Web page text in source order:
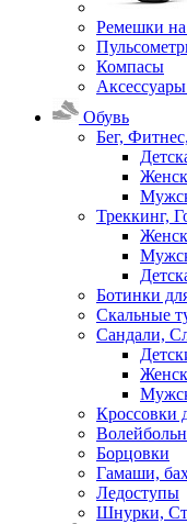
Ремешки
Компасы
Обувь
Бег,
Треккинг,
Ботинки
Скальные
Сандали,
Кроссовки
Борцовки
Гамаши,
Ледоступы
Шнурки,